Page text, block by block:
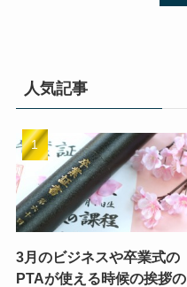
人気記事
3月のビジネスや卒業式の
PTAが使える時候の挨拶の